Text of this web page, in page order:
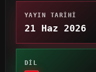
YAYIN TARIHI
21 Haz 2026
DIL